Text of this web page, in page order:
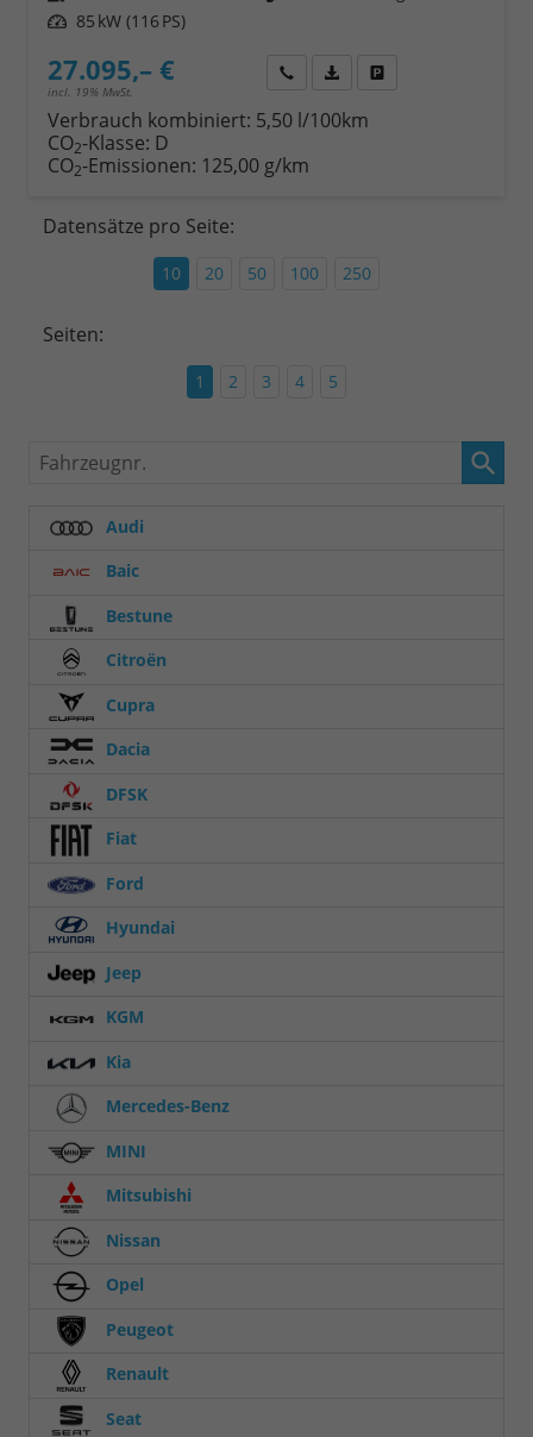
Leistung 85 kW (116 PS)
27.095,– €
incl. 19% MwSt.
Wir rufen Sie anFahrzeugexposé (PDF)
Verbrauch kombiniert: 5,50 l/100km
CO2-Klasse: D
CO2-Emissionen: 125,00 g/km
Datensätze pro Seite:
10 20 50 100 250
Seiten:
1 2 3 4 5
Fahrzeugnr.
Audi
Baic
Bestune
Citroën
Cupra
Dacia
DFSK
Fiat
Ford
Hyundai
Jeep
KGM
Kia
Mercedes-Benz
MINI
Mitsubishi
Nissan
Opel
Peugeot
Renault
Seat